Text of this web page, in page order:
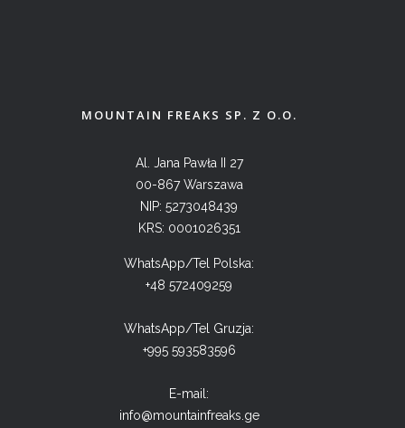
MOUNTAIN FREAKS SP. Z O.O.
Al. Jana Pawła II 27
00-867 Warszawa
NIP: 5273048439
KRS: 0001026351
WhatsApp/Tel Polska:
+48 572409259
WhatsApp/Tel Gruzja:
+995 593583596
E-mail:
info@mountainfreaks.ge